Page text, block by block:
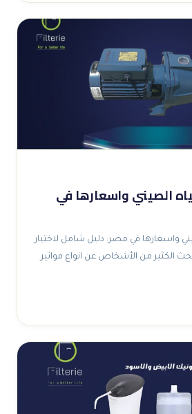
الصيني واسعارها في
واسعارها في مصر: دليل شامل لاختيار
الكثير من الأشخاص عن انواع مواتير